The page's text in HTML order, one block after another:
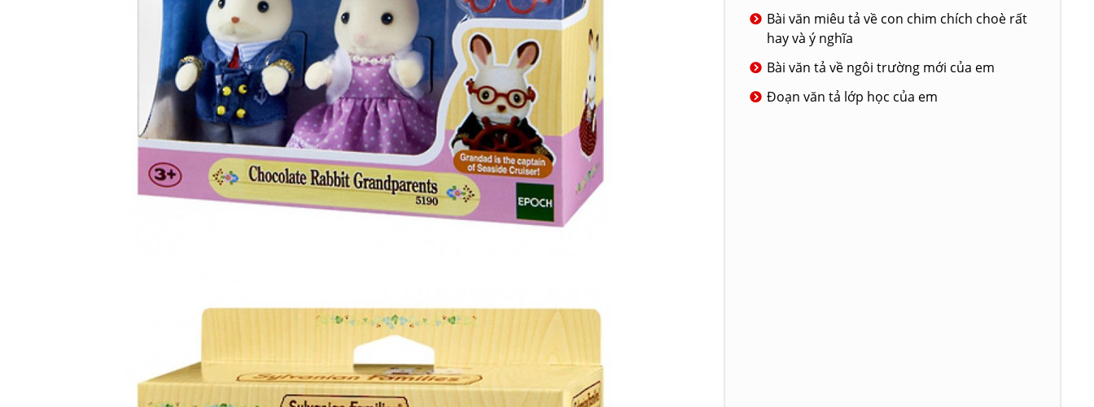
Bài văn miêu tả về con chim chích choè rất
hay và ý nghĩa
Bài văn tả về ngôi trường mới của em
Đoạn văn tả lớp học của em